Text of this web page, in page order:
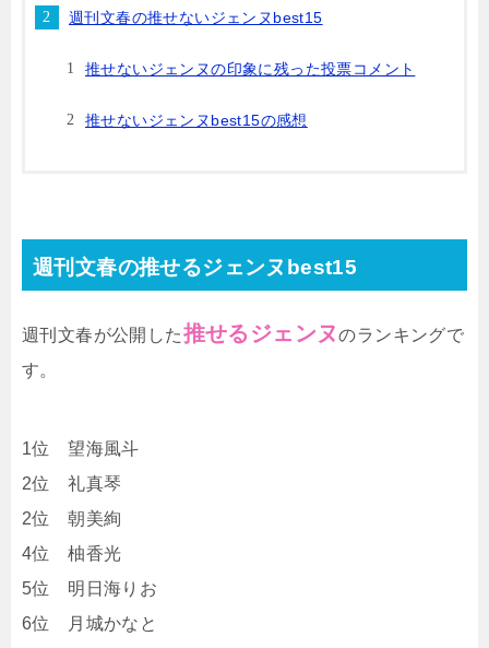
週刊文春の推せないジェンヌbest15
推せないジェンヌの印象に残った投票コメント
推せないジェンヌbest15の感想
週刊文春の推せるジェンヌbest15
週刊文春が公開した推せるジェンヌのランキングで
す。
1位 望海風斗
2位 礼真琴
2位 朝美絢
4位 柚香光
5位 明日海りお
6位 月城かなと